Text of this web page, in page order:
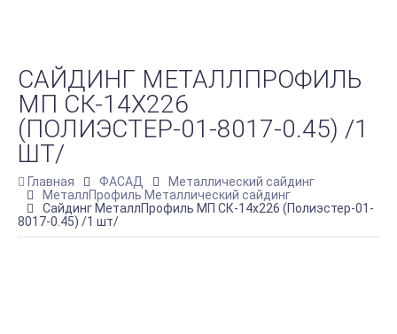
САЙДИНГ МЕТАЛЛПРОФИЛЬ
МП СК-14Х226
(ПОЛИЭСТЕР-01-8017-0.45) /1
ШТ/
Главная ФАСАД
Металлический сайдинг
МеталлПрофиль Металлический сайдинг
Сайдинг МеталлПрофиль МП СК-14х226 (Полиэстер-01-
8017-0.45) /1 шт/